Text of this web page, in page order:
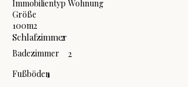
Immobilientyp Wohnung
Größe
100m2
Schlafzimmer
2
Badezimmer
2
Fußböden
1